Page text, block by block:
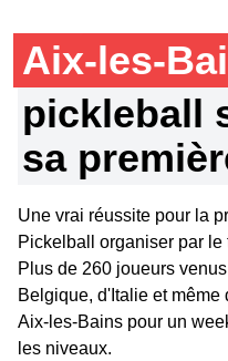
Aix-les-
pickleball
sa
Une vrai réussite pour la
Pickelball organiser par
Plus de 260 joueurs
Belgique, d'Italie et même
Aix-les-Bains pour un
les niveaux.